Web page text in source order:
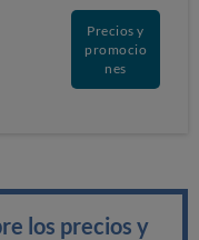
Precios y
promocio
nes
los precios y